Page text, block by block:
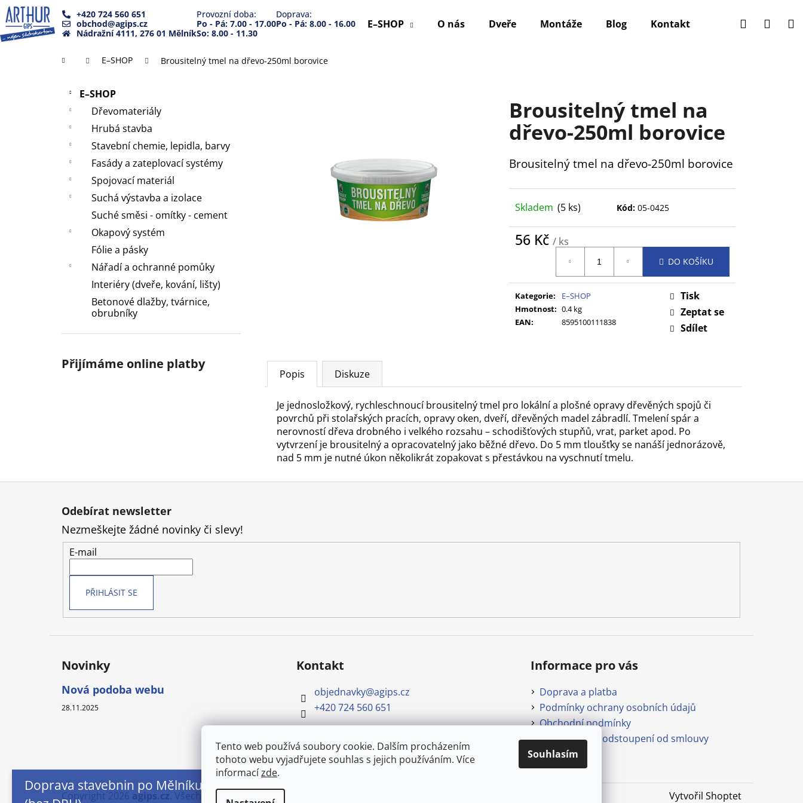
Tento web používá soubory cookie. Dalším procházením
tohoto webu vyjadřujete souhlas s jejich používáním. Více
informacízde.
Souhlasím
Přejít
na
obsah
Doprava stavebnin po Mělníku od 250,- Kč.
E–SHOP O nás Dveře Montáže Blog Kontakt Hledat
+420 724 560 651
obchod@agips.cz
Nádražní 4111, 276 01 Mělník
Provozní doba:
Po - Pá: 7.00 - 17.00
So: 8.00 - 11.30
Doprava:
Po - Pá: 8.00 - 16.00
Domů E–SHOP Brousitelný tmel na dřevo-250ml borovice
Přeskočit
kategorie
E–SHOP
Dřevomateriály
Hrubá stavba
Stavební chemie, lepidla, barvy
Fasády a zateplovací systémy
Spojovací materiál
Suchá výstavba a izolace
Suché směsi - omítky - cement
Okapový systém
Fólie a pásky
Nářadí a ochranné pomůky
Interiéry (dveře, kování, lišty)
Betonové dlažby, tvárnice,
obrubníky
Přijímáme online platby
Brousitelný tmel na
dřevo-250ml borovice
Brousitelný tmel na dřevo-250ml borovice
Skladem (5 ks) Kód: 05-0425
56 Kč / ks
DO KOŠÍKU
Kategorie:
E–SHOP
Hmotnost: 0.4 kg
EAN: 8595100111838
Tisk
Zeptat se
Sdílet
Popis Diskuze
Je jednosložkový, rychleschnoucí brousitelný tmel pro lokální a plošné opravy dřevěných spojů či
povrchů při stolařských pracích, opravy oken, dveří, dřevěných madel zábradlí. Tmelení spár a
nerovností dřeva drobného i velkého rozsahu – schodišťových stupňů, vrat, parket apod. Po
vytvrzení je brousitelný a opracovatelný jako běžné dřevo. Do 5 mm tloušťky se nanáší jednorázově,
nad 5 mm je nutné úkon několikrát zopakovat s přestávkou na vyschnutí tmelu.
K
o
š
Zpět
Zpět
Co potřebujete najít?
Doporučujeme
Z
Odebírat newsletter
Nezmeškejte žádné novinky či slevy!
E-mail
PŘIHLÁSIT SE
Novinky
Nová podoba webu
28.11.2025
Kontakt
objednavky@agips.cz
+420 724 560 651
Informace pro vás
Doprava a platba
Podmínky ochrany osobních údajů
Obchodní podmínky
Formulář pro odstoupení od smlouvy
Odkazy
Vytvořil Shoptet
Copyright 2026 agips.cz . Všechna práva vyhrazena.